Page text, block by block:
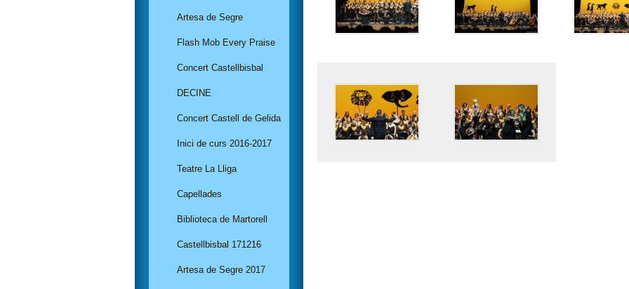
Artesa de Segre
Flash Mob Every Praise
Concert Castellbisbal
DECINE
Concert Castell de Gelida
Inici de curs 2016-2017
Teatre La Lliga
Capellades
Biblioteca de Martorell
Castellbisbal 171216
Artesa de Segre 2017